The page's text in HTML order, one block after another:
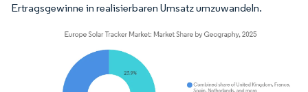
Ertragsgewinne in realisierbaren Umsatz umzuwandeln.